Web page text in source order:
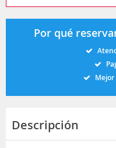
Por qué
Descripción